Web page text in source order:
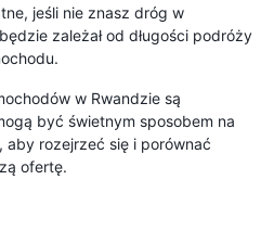
jeśli nie znasz dróg w
zależał od długości podróży
w Rwandzie są
być świetnym sposobem na
aby rozejrzeć się i porównać
ofertę.